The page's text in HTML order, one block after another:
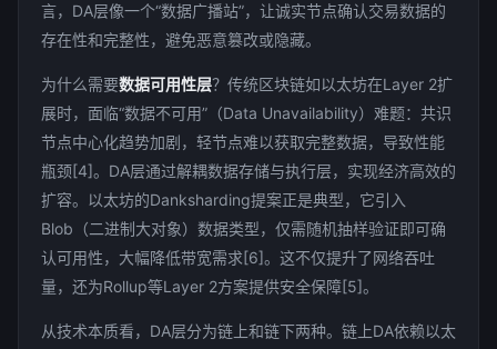
言，DA层像一个“数据广播站”，让诚实节点确认交易数据的
存在性和完整性，避免恶意篡改或隐藏。
为什么需要数据可用性层？传统区块链如以太坊在Layer 2扩
展时，面临“数据不可用”（Data Unavailability）难题：共识
节点中心化趋势加剧，轻节点难以获取完整数据，导致性能
瓶颈[4]。DA层通过解耦数据存储与执行层，实现经济高效的
扩容。以太坊的Danksharding提案正是典型，它引入
Blob（二进制大对象）数据类型，仅需随机抽样验证即可确
认可用性，大幅降低带宽需求[6]。这不仅提升了网络吞吐
量，还为Rollup等Layer 2方案提供安全保障[5]。
从技术本质看，DA层分为链上和链下两种。链上DA依赖以太